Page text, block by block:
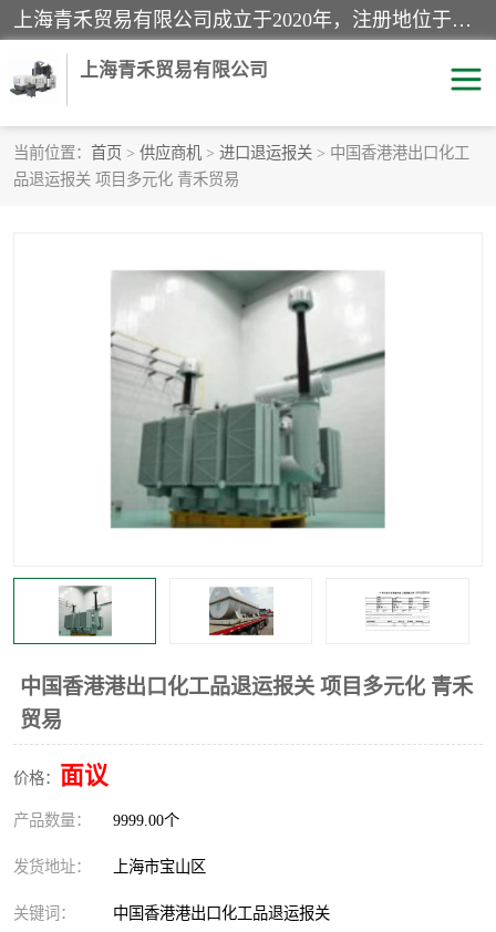
上海青禾贸易有限公司成立于2020年，注册地位于上海市宝山区。经营范围包括：机械设备、五金制品、劳防用品、电子产品、塑胶制品、家具、模具、纺织品、仪器仪表、建筑材料、装饰材料、化工产品、金属制品、机车配件等货物进出口报关、清关服务。
上海青禾贸易有限公司
当前位置： 首页 > 供应商机 > 进口退运报关 > 中国香港港出口化工
品退运报关 项目多元化 青禾贸易
中国香港港出口化工品退运报关 项目多元化 青禾
贸易
价格： 面议
产品数量： 9999.00个
发货地址： 上海市宝山区
关键词： 中国香港港出口化工品退运报关
酒类饮料报关
进口杂货清关
家用电器报关 机床进口清关